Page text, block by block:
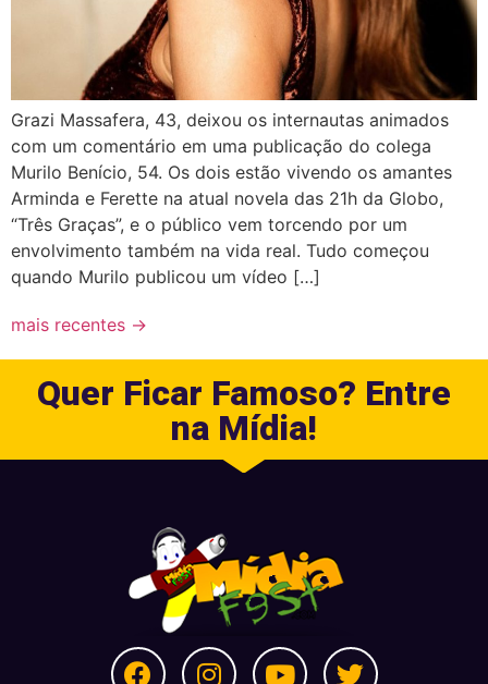
Grazi Massafera, 43, deixou os internautas animados
com um comentário em uma publicação do colega
Murilo Benício, 54. Os dois estão vivendo os amantes
Arminda e Ferette na atual novela das 21h da Globo,
“Três Graças”, e o público vem torcendo por um
envolvimento também na vida real. Tudo começou
quando Murilo publicou um vídeo […]
mais recentes →
Quer Ficar Famoso? Entre
na Mídia!